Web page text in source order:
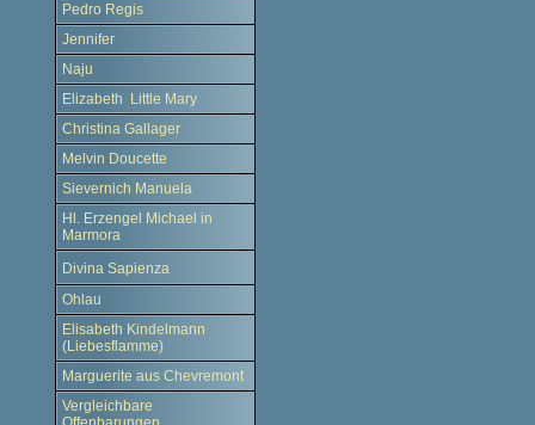
Pedro Regis
Jennifer
Naju
Elizabeth Little Mary
Christina Gallager
Melvin Doucette
Sievernich Manuela
Hl. Erzengel Michael in
Marmora
Divina Sapienza
Ohlau
Elisabeth Kindelmann
(Liebesflamme)
Marguerite aus Chevremont
Vergleichbare